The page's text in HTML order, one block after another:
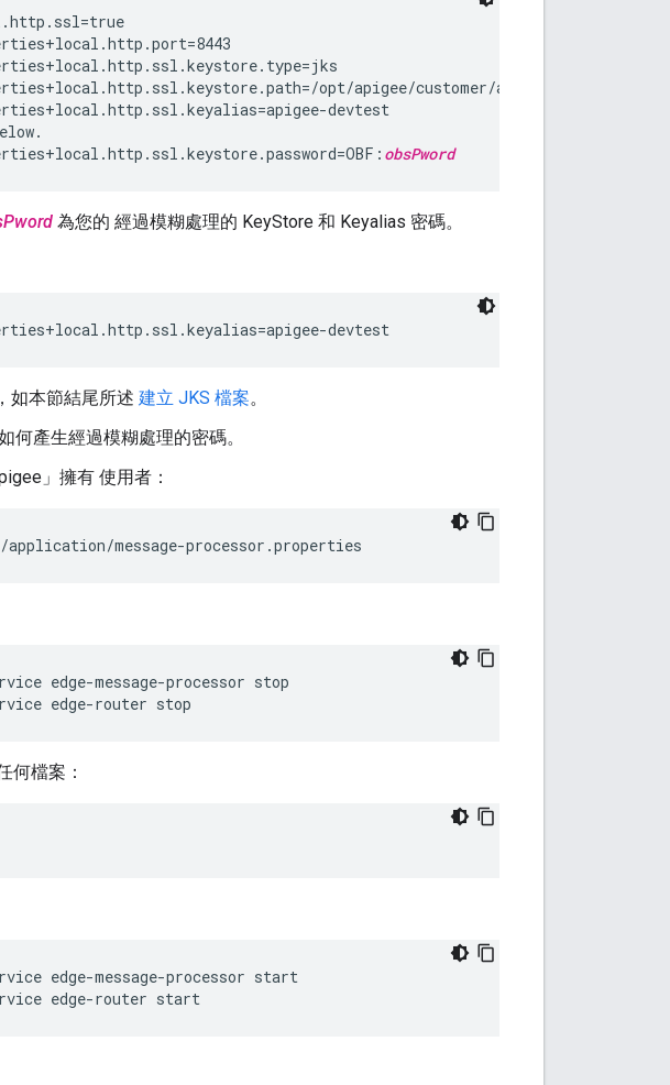
opt/apigee/customer/application/
devtest
obsPword
為您的 經過模糊處理的 KeyStore 和 Keyalias 密碼。
devtest
如本節結尾所述 建立 JKS 檔案。
何產生經過模糊處理的密碼。
」擁有 使用者：
message-processor.properties
edge-router stop
何檔案：
edge-router start